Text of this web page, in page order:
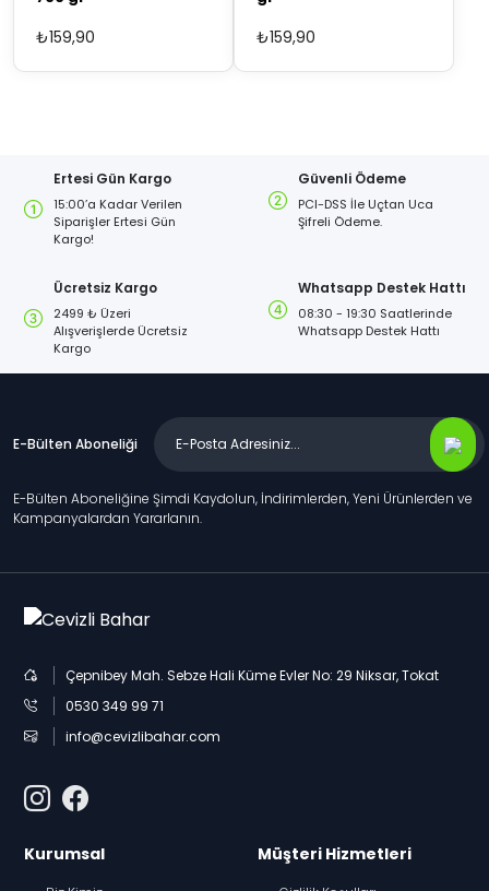
₺159,90 ₺159,90
Ertesi Gün Kargo
15:00’a Kadar Verilen
Siparişler Ertesi Gün
Kargo!
Güvenli Ödeme
PCI-DSS İle Uçtan Uca
Şifreli Ödeme.
Ücretsiz Kargo
2499 ₺ Üzeri
Alışverişlerde Ücretsiz
Kargo
Whatsapp Destek Hattı
08:30 - 19:30 Saatlerinde
Whatsapp Destek Hattı
E-Bülten Aboneliği
E-Bülten Aboneliğine Şimdi Kaydolun, İndirimlerden, Yeni Ürünlerden ve
Kampanyalardan Yararlanın.
Çepnibey Mah. Sebze Hali Küme Evler No: 29 Niksar, Tokat
0530 349 99 71
info@cevizlibahar.com
Kurumsal Müşteri Hizmetleri